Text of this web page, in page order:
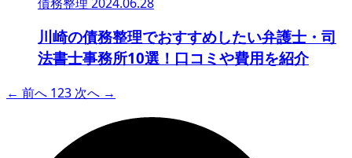
川崎の債務整理でおすすめしたい弁護士・司
法書士事務所10選！口コミや費用を紹介
← 前へ 123 次へ →